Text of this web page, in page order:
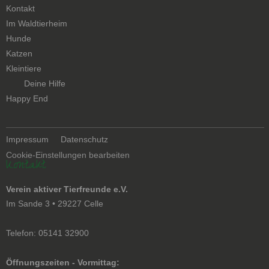
Kontakt
Navigation
überspringen
Im Waldtierheim
Hunde
Katzen
Kleintiere
Navigation
überspringen
Deine Hilfe
Happy End
Navigation
überspringen
Impressum
Datenschutz
Cookie-Einstellungen bearbeiten
Kontakt
Verein aktiver Tierfreunde e.V.
Im Sande 3 • 29227 Celle
Telefon: 05141 32900
Öffnungszeiten - Vormittag: